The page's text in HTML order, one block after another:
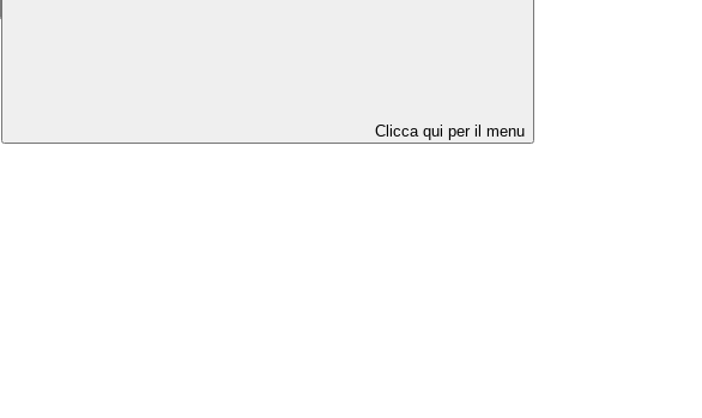
Clicca qui per il menu